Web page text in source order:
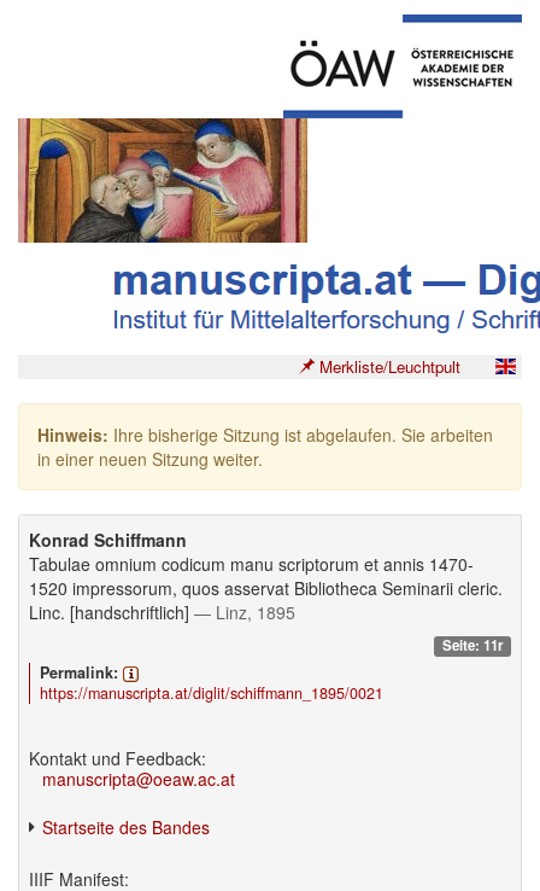
Merkliste/Leuchtpult
Hinweis: Ihre bisherige Sitzung ist abgelaufen. Sie arbeiten
in einer neuen Sitzung weiter.
Konrad Schiffmann
Tabulae omnium codicum manu scriptorum et annis 1470-
1520 impressorum, quos asservat Bibliotheca Seminarii cleric.
Linc. [handschriftlich] — Linz, 1895
Seite: 11r
Permalink:
https://manuscripta.at/diglit/schiffmann_1895/0021
Kontakt und Feedback:
manuscripta@oeaw.ac.at
Startseite des Bandes
IIIF Manifest: